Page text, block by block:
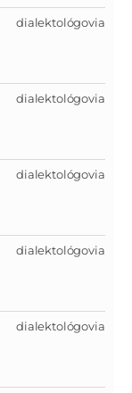
dialektológovia
dialektológovia
dialektológovia
dialektológovia
dialektológovia